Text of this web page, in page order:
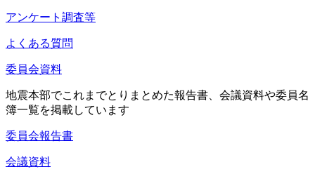
アンケート調査等
よくある質問
委員会資料
地震本部でこれまでとりまとめた報告書、会議資料や委員名
簿一覧を掲載しています
委員会報告書
会議資料